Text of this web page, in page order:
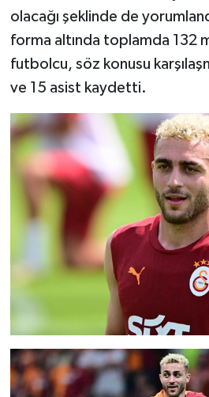
olacağı şeklinde de
forma altında toplamda 132
futbolcu, söz konusu
ve 15 asist kaydetti.